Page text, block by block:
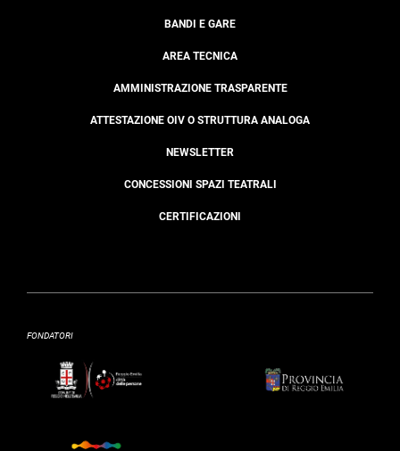
BANDI E GARE
AREA TECNICA
AMMINISTRAZIONE TRASPARENTE
ATTESTAZIONE OIV O STRUTTURA ANALOGA
NEWSLETTER
CONCESSIONI SPAZI TEATRALI
CERTIFICAZIONI
FONDATORI